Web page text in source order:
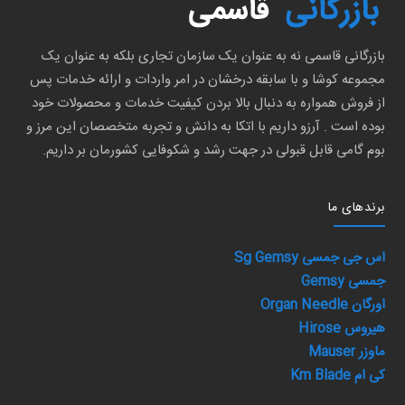
بازرگانی قاسمی نه به عنوان یک سازمان تجاری بلکه به عنوان یک
مجموعه کوشا و با سابقه درخشان در امر واردات و ارائه خدمات پس
از فروش همواره به دنبال بالا بردن کیفیت خدمات و محصولات خود
بوده است . آرزو داریم با اتکا به دانش و تجربه متخصصان این مرز و
بوم گامی قابل قبولی در جهت رشد و شکوفایی کشورمان بر داریم.
برند‌های ما
اس جی جمسی Sg Gemsy
جمسی Gemsy
اورگان Organ Needle
هیروس Hirose
ماوزر Mauser
کی ام Km Blade